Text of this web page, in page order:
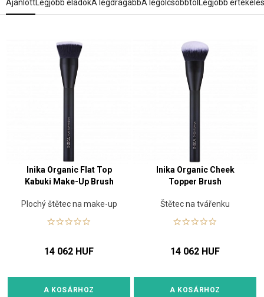
AjánlottLegjobb eladókA legdrágábbA legolcsóbbtól Legjobb értékelés
Inika Organic Flat Top
Kabuki Make-Up Brush
Plochý štětec na make-up
14 062 HUF
A KOSÁRHOZ
Inika Organic Cheek
Topper Brush
Štětec na tvářenku
14 062 HUF
A KOSÁRHOZ